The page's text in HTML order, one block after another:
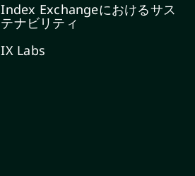
Index Exchangeにおけるサス
テナビリティ
IX Labs